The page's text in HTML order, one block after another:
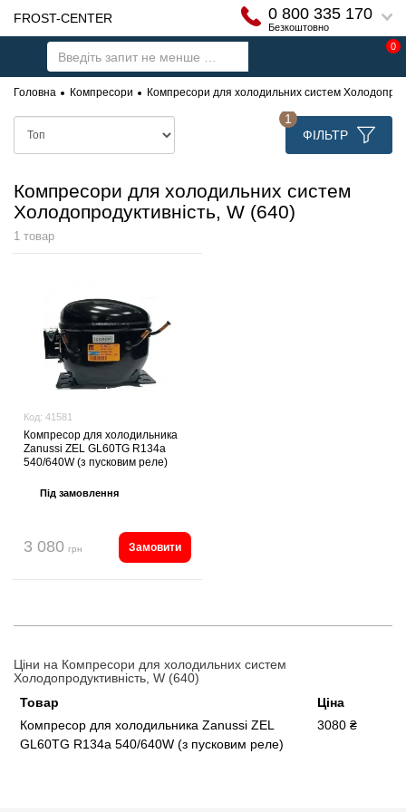
FROST-CENTER 0 800 335 170
Безкоштовно
0
Головна Компресори Компресори для холодильних систем
ФІЛЬТР
1
Компресори для холодильних систем
Холодопродуктивність, W (640)
1 товар
Код: 41581
Компресор для холодильника
Zanussi ZEL GL60TG R134a
540/640W (з пусковим реле)
Під замовлення
3 080 грн Замовити
Ціни на Компресори для холодильних систем
Холодопродуктивність, W (640)
Товар
Ціна
Компресор для холодильника Zanussi ZEL
GL60TG R134a 540/640W (з пусковим реле)
3080 ₴